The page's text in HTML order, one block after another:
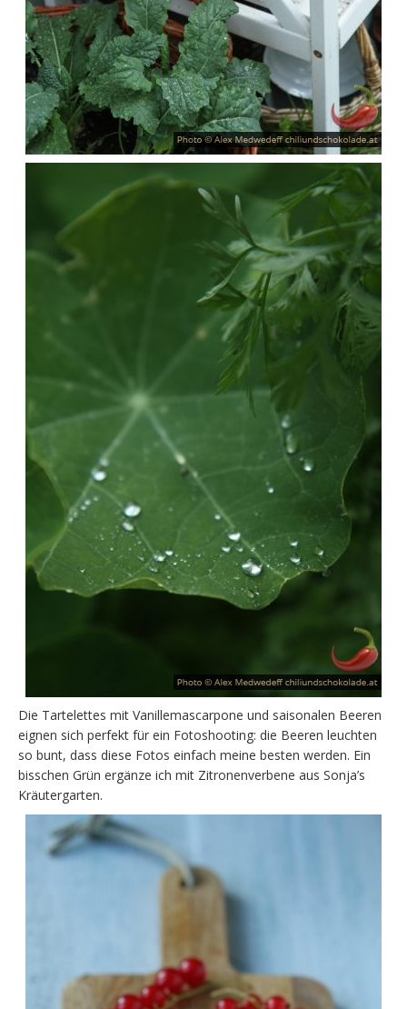
Die Tartelettes mit Vanillemascarpone und saisonalen Beeren
eignen sich perfekt für ein Fotoshooting: die Beeren leuchten
so bunt, dass diese Fotos einfach meine besten werden. Ein
bisschen Grün ergänze ich mit Zitronenverbene aus Sonja’s
Kräutergarten.